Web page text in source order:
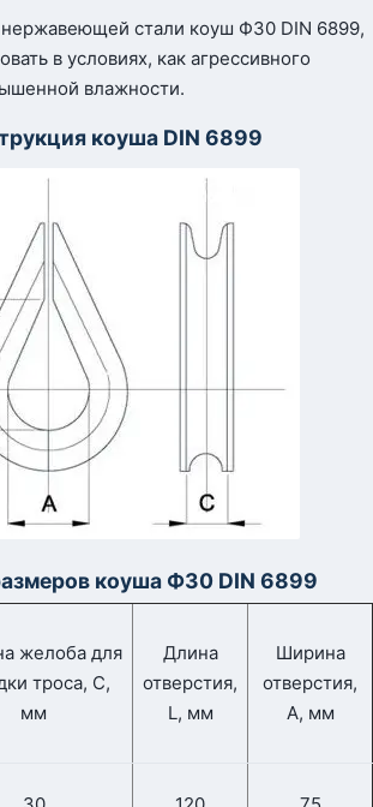
нержавеющей стали коуш Ф30 DIN 6899,
в условиях, как агрессивного
влажности.
коуша DIN 6899
коуша Ф30 DIN 6899
желоба для
троса, С,
мм
Длина
отверстия,
L, мм
Ширина
отверстия,
A, мм